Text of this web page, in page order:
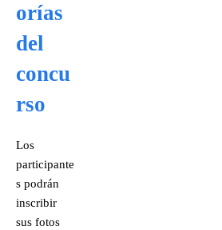
orías
del
concu
rso
Los
participante
s podrán
inscribir
sus fotos